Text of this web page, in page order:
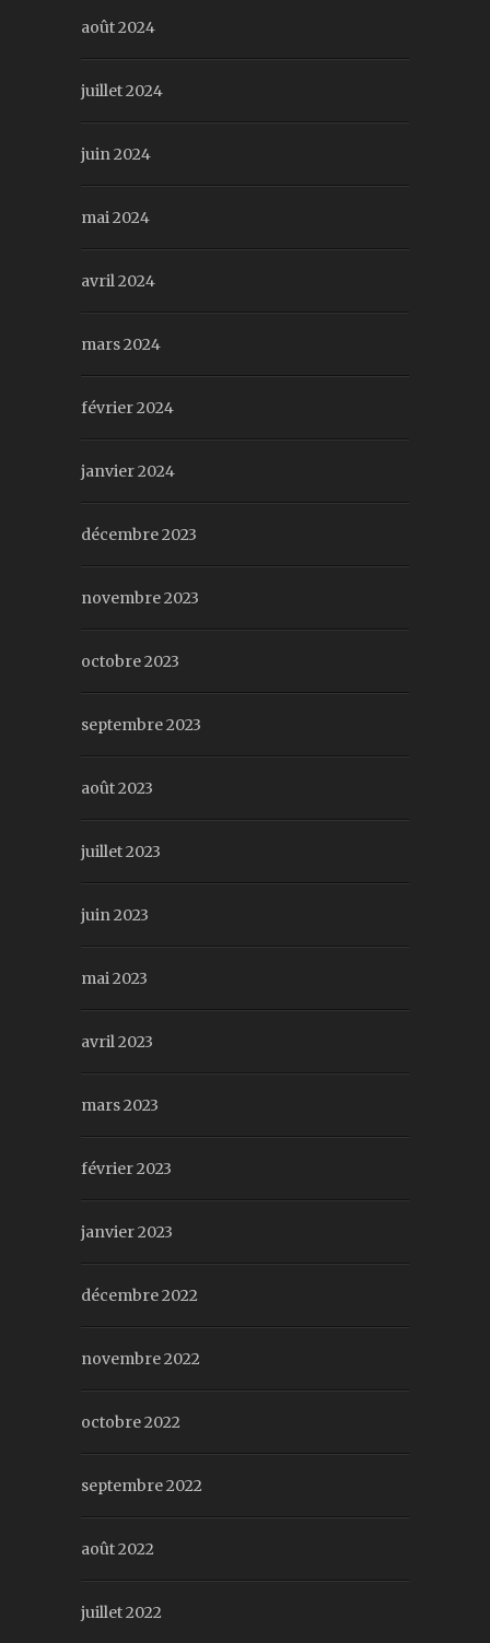
août 2024
juillet 2024
juin 2024
mai 2024
avril 2024
mars 2024
février 2024
janvier 2024
décembre 2023
novembre 2023
octobre 2023
septembre 2023
août 2023
juillet 2023
juin 2023
mai 2023
avril 2023
mars 2023
février 2023
janvier 2023
décembre 2022
novembre 2022
octobre 2022
septembre 2022
août 2022
juillet 2022